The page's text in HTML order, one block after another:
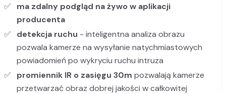
ma zdalny podgląd na żywo w aplikacji
producenta
detekcja ruchu - inteligentna analiza obrazu
pozwala kamerze na wysyłanie natychmiastowych
powiadomień po wykryciu ruchu intruza
promiennik IR o zasięgu 30m pozwalają kamerze
przetwarzać obraz dobrej jakości w całkowitej